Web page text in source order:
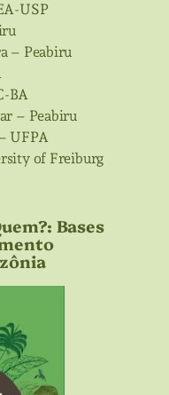
USP
– Peabiru
BA
– Peabiru
UFPA
of Freiburg
Bases